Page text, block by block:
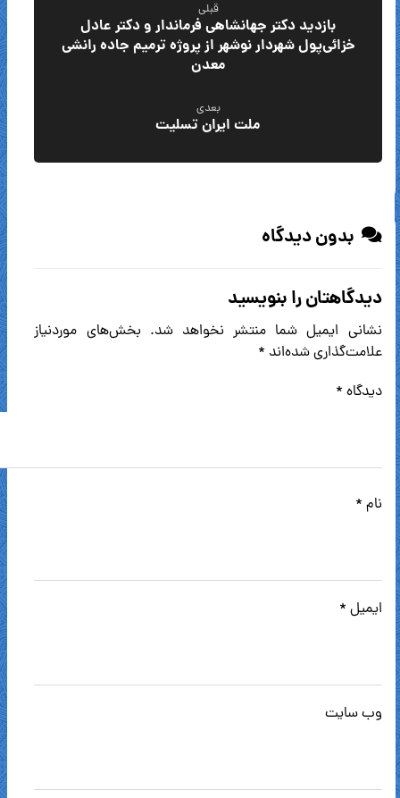
قبلی
بازدید دکتر جهانشاهی فرماندار و دکتر عادل
خزائی‌پول شهردار نوشهر از پروژه ترمیم جاده رانشی
معدن
بعدی
ملت ایران تسلیت
بدون دیدگاه
دیدگاهتان را بنویسید
نشانی ایمیل شما منتشر نخواهد شد. بخش‌های موردنیاز
علامت‌گذاری شده‌اند *
دیدگاه *
نام *
ایمیل *
وب‌ سایت